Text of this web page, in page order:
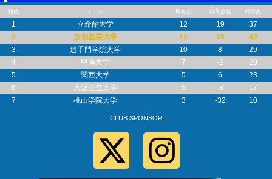
順位 チーム 勝ち点 得失点差 総得点
1 立命館大学 12 19
37
2
京都産業大学 12 19
43
3
追手門学院大学 10 8
29
4
甲南大学 7 -2
20
5
関西大学 5 6
23
6
大阪公立大学 5 -8
17
7
桃山学院大学 3 -32 10
CLUB SPONSOR